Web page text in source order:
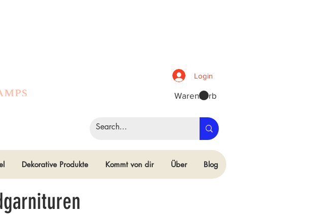
Login
Warenkorb
Dekorative Produkte Kommt von dir Über Blog